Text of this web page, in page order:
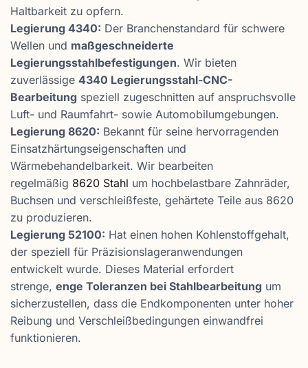
Haltbarkeit zu opfern.
Legierung 4340: Der Branchenstandard für schwere
Wellen und maßgeschneiderte
Legierungsstahlbefestigungen. Wir bieten
zuverlässige 4340 Legierungsstahl-CNC-
Bearbeitung speziell zugeschnitten auf anspruchsvolle
Luft- und Raumfahrt- sowie Automobilumgebungen.
Legierung 8620: Bekannt für seine hervorragenden
Einsatzhärtungseigenschaften und
Wärmebehandelbarkeit. Wir bearbeiten
regelmäßig 8620 Stahl um hochbelastbare Zahnräder,
Buchsen und verschleißfeste, gehärtete Teile aus 8620
zu produzieren.
Legierung 52100: Hat einen hohen Kohlenstoffgehalt,
der speziell für Präzisionslageranwendungen
entwickelt wurde. Dieses Material erfordert
strenge, enge Toleranzen bei Stahlbearbeitung um
sicherzustellen, dass die Endkomponenten unter hoher
Reibung und Verschleißbedingungen einwandfrei
funktionieren.